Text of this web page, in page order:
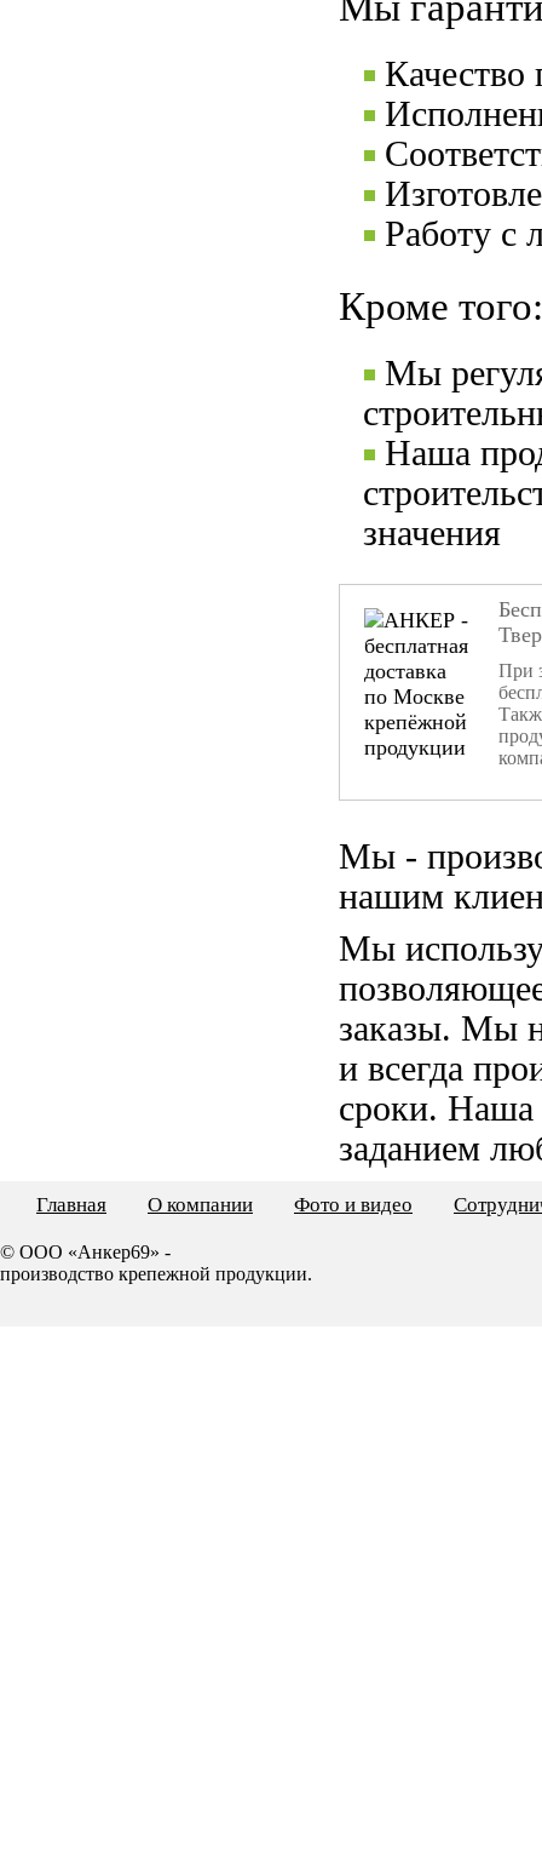
Качество
Работу с
Кроме того:
Мы
Наша
значения
При
Мы -
нашим
Мы
заказы. Мы
и всегда
сроки. Наша
заданием
Главная О компании Фото и видео
© ООО «Анкер69» -
производство крепежной продукции.